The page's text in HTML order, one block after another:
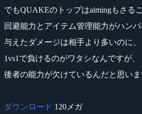
でもQUAKEのトップはaimingもさる
回避能力とアイテム管理能力がハンパ
与えたダメージは相手より多いのに、
1vs1で負けるのがワタシなんですが、
後者の能力が欠けているんだと思いま
ダウンロード 120メガ